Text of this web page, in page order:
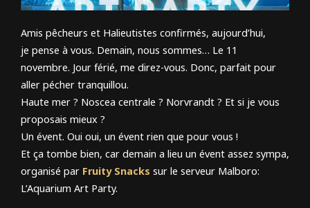
Amis pêcheurs et Halieutistes confirmés, aujourd’hui,
je pense à vous. Demain, nous sommes… Le 11
novembre. Jour férié, me direz-vous. Donc, parfait pour
aller pécher tranquillou.
Haute mer ? Noscea centrale ? Norvrandt ? Et si je vous
proposais mieux ?
Un évent. Oui oui, un évent rien que pour vous !
Et ça tombe bien, car demain a lieu un évent assez sympa,
organisé par Fruity Snacks sur le serveur Malboro:
L’Aquarium Art Party.